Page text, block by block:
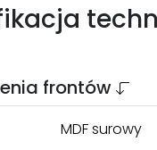
frontów
MDF surowy